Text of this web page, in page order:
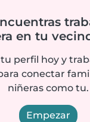
en tu
perfil hoy y
conectar
niñeras como tu.
Empezar